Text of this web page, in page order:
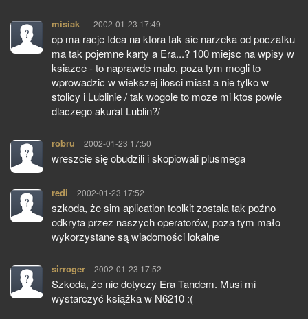
misiak_ pisze:
2002-01-23 17:49
op ma racje Idea na ktora tak sie narzeka od poczatku
ma tak pojemne karty a Era...? 100 miejsc na wpisy w
ksiazce - to naprawde malo, poza tym mogli to
wprowadzic w wiekszej ilosci miast a nie tylko w
stolicy i Lublinie / tak wogole to moze mi ktos powie
dlaczego akurat Lublin?/
robru pisze:
2002-01-23 17:50
wreszcie się obudzili i skopiowali plusmega
redi pisze:
2002-01-23 17:52
szkoda, że sim aplication toolkit zostala tak poźno
odkryta przez naszych operatorów, poza tym mało
wykorzystane są wiadomości lokalne
sirroger pisze:
2002-01-23 17:52
Szkoda, że nie dotyczy Era Tandem. Musi mi
wystarczyć książka w N6210 :(